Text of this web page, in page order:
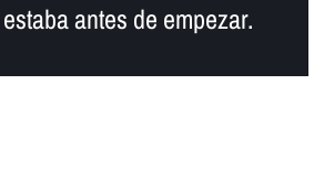
antes de empezar.